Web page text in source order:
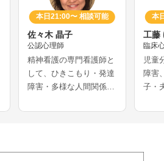
本日21:00〜 相談可能
佐々木 晶子
公認心理師
精神看護の専門看護師と
して、ひきこもり・発達
障害・多様な人間関係・
生きづらさを抱える方の
者の悩みに応じて心理療
本
工藤
臨床
児童
障害
子・
セラ
知行